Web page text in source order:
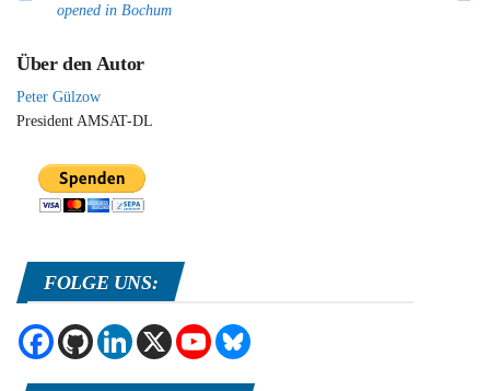
opened in Bochum
Über den Autor
Peter Gülzow
President AMSAT-DL
FOLGE UNS: